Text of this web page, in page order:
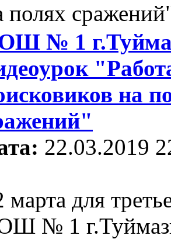
полях
№ 1
на
22.03.2019
марта для
№ 1